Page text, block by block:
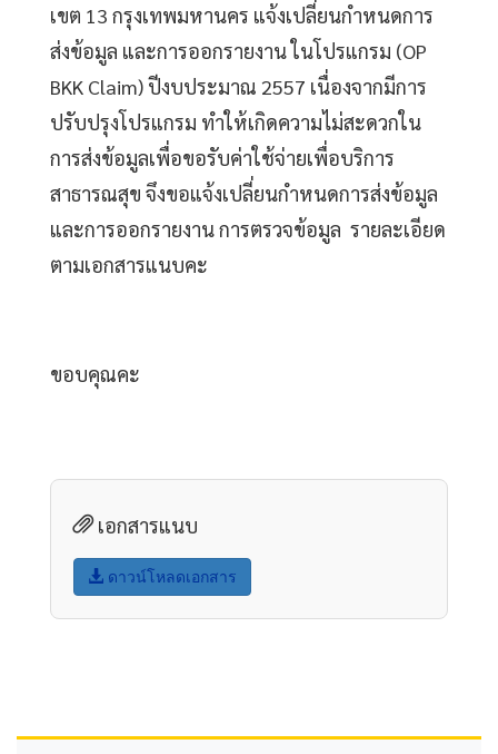
เขต 13 กรุงเทพมหานคร แจ้งเปลี่ยนกำหนดการ
ส่งข้อมูล และการออกรายงาน ในโปรแกรม (OP
BKK Claim) ปีงบประมาณ 2557 เนื่องจากมีการ
ปรับปรุงโปรแกรม ทำให้เกิดความไม่สะดวกใน
การส่งข้อมูลเพื่อขอรับค่าใช้จ่ายเพื่อบริการ
สาธารณสุข จึงขอแจ้งเปลี่ยนกำหนดการส่งข้อมูล
และการออกรายงาน การตรวจข้อมูล  รายละเอียด
ตามเอกสารแนบคะ
ขอบคุณคะ
เอกสารแนบ
ดาวน์โหลดเอกสาร